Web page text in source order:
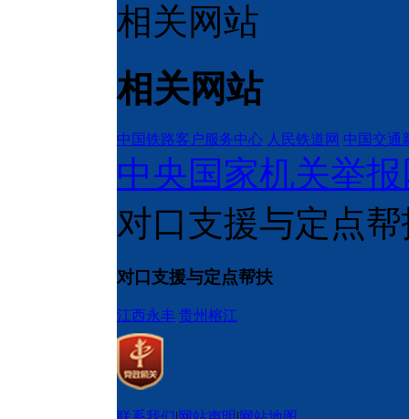
相关网站
相关网站
中国铁路客户服务中心 人民铁道网 中国交通
中央国家机关举
对口支援与定点
对口支援与定点帮扶
江西永丰 贵州榕江